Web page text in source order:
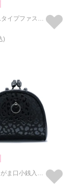
印傳 - 印伝屋 がま口小銭入れ/コインケース レオパード柄